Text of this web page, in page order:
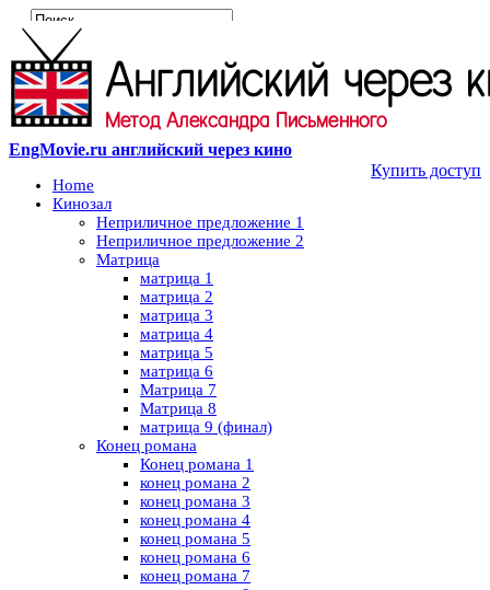
EngMovie.ru английский через кино
Купить доступ
Home
Кинозал
Неприличное предложение 1
Неприличное предложение 2
Матрица
матрица 1
матрица 2
матрица 3
матрица 4
матрица 5
матрица 6
Матрица 7
Матрица 8
матрица 9 (финал)
Конец романа
Конец романа 1
конец романа 2
конец романа 3
конец романа 4
конец романа 5
конец романа 6
конец романа 7